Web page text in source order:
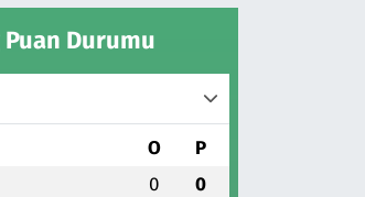
Durumu
O P
0 0